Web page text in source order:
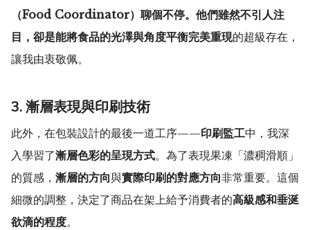
（Food Coordinator）聊個不停。他們雖然不引人注
目，卻是能將食品的光澤與角度平衡完美重現的超級存在，
讓我由衷敬佩。
3. 漸層表現與印刷技術
此外，在包裝設計的最後一道工序——印刷監工中，我深
入學習了漸層色彩的呈現方式。為了表現果凍「濃稠滑順」
的質感， 漸層的方向與實際印刷的對應方向非常重要。這個
細微的調整，決定了商品在架上給予消費者的高級感和垂涎
欲滴的程度。